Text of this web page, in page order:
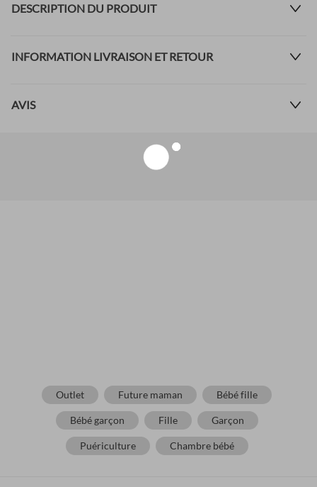
DESCRIPTION DU PRODUIT
INFORMATION LIVRAISON ET RETOUR
AVIS
Outlet Future maman Bébé fille
Bébé garçon Fille Garçon
Puériculture Chambre bébé